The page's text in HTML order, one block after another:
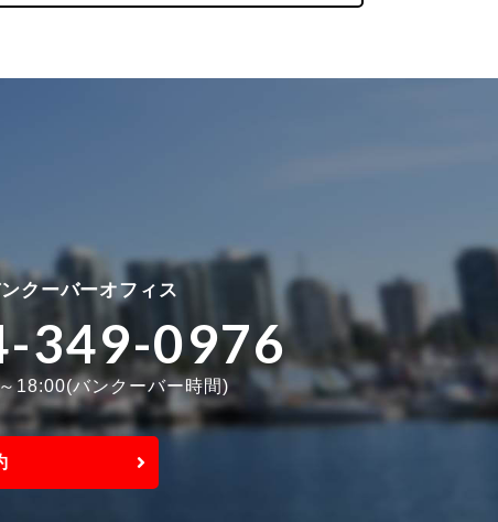
クーバーオフィス
349-0976
18:00(バンクーバー時間)